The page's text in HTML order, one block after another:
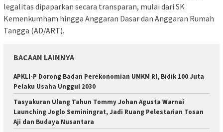
legalitas dipaparkan secara transparan, mulai dari SK
Kemenkumham hingga Anggaran Dasar dan Anggaran Rumah
Tangga (AD/ART).
BACAAN LAINNYA
APKLI-P Dorong Badan Perekonomian UMKM RI, Bidik 100 Juta
Pelaku Usaha Unggul 2030
Tasyakuran Ulang Tahun Tommy Johan Agusta Warnai
Launching Joglo Seminingrat, Jadi Ruang Pelestarian Tosan
Aji dan Budaya Nusantara